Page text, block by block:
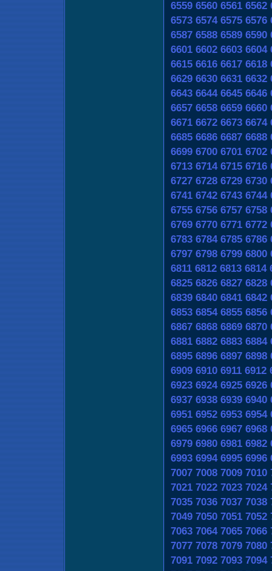
6559 6560 6561 6562
6573 6574 6575 6576
6587 6588 6589 6590
6601 6602 6603 6604
6615 6616 6617 6618
6629 6630 6631 6632
6643 6644 6645 6646
6657 6658 6659 6660
6671 6672 6673 6674
6685 6686 6687 6688
6699 6700 6701 6702
6713 6714 6715 6716
6727 6728 6729 6730
6741 6742 6743 6744
6755 6756 6757 6758
6769 6770 6771 6772
6783 6784 6785 6786
6797 6798 6799 6800
6811 6812 6813 6814
6825 6826 6827 6828
6839 6840 6841 6842
6853 6854 6855 6856
6867 6868 6869 6870
6881 6882 6883 6884
6895 6896 6897 6898
6909 6910 6911 6912
6923 6924 6925 6926
6937 6938 6939 6940
6951 6952 6953 6954
6965 6966 6967 6968
6979 6980 6981 6982
6993 6994 6995 6996
7007 7008 7009 7010
7021 7022 7023 7024
7035 7036 7037 7038
7049 7050 7051 7052
7063 7064 7065 7066
7077 7078 7079 7080
7091 7092 7093 7094